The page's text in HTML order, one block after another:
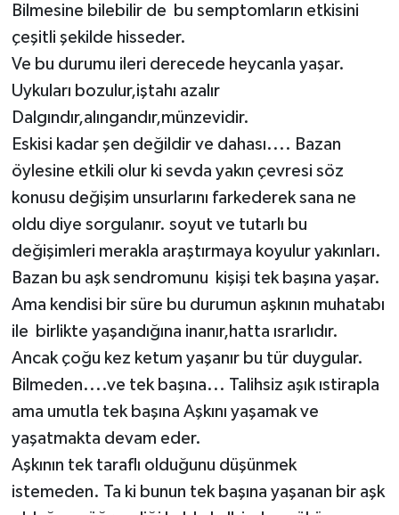
Bilmesine bilebilir de bu semptomların etkisini
çeşitli şekilde hisseder.
Ve bu durumu ileri derecede heycanla yaşar.
Uykuları bozulur,iştahı azalır
Dalgındır,alıngandır,münzevidir.
Eskisi kadar şen değildir ve dahası.... Bazan
öylesine etkili olur ki sevda yakın çevresi söz
konusu değişim unsurlarını farkederek sana ne
oldu diye sorgulanır. soyut ve tutarlı bu
değişimleri merakla araştırmaya koyulur yakınları.
Bazan bu aşk sendromunu kişişi tek başına yaşar.
Ama kendisi bir süre bu durumun aşkının muhatabı
ile birlikte yaşandığına inanır,hatta ısrarlıdır.
Ancak çoğu kez ketum yaşanır bu tür duygular.
Bilmeden....ve tek başına... Talihsiz aşık ıstirapla
ama umutla tek başına Aşkını yaşamak ve
yaşatmakta devam eder.
Aşkının tek taraflı olduğunu düşünmek
istemeden. Ta ki bunun tek başına yaşanan bir aşk